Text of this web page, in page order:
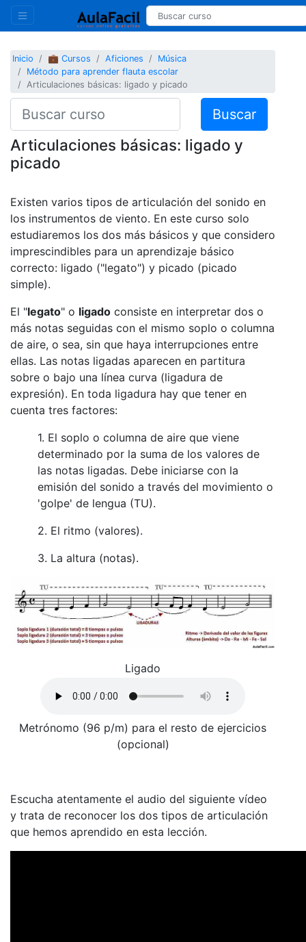
Inicio 💼 Cursos Aficiones
Música
Método para aprender flauta escolar
Articulaciones básicas: ligado y picado
Buscar
Articulaciones básicas: ligado y
picado
Existen varios tipos de articulación del sonido en
los instrumentos de viento. En este curso solo
estudiaremos los dos más básicos y que considero
imprescindibles para un aprendizaje básico
correcto: ligado ("legato") y picado (picado
simple).
El "legato" o ligado consiste en interpretar dos o
más notas seguidas con el mismo soplo o columna
de aire, o sea, sin que haya interrupciones entre
ellas. Las notas ligadas aparecen en partitura
sobre o bajo una línea curva (ligadura de
expresión). En toda ligadura hay que tener en
cuenta tres factores:
1. El soplo o columna de aire que viene
determinado por la suma de los valores de
las notas ligadas. Debe iniciarse con la
emisión del sonido a través del movimiento o
'golpe' de lengua (TU).
2. El ritmo (valores).
3. La altura (notas).
Ligado
Metrónomo (96 p/m) para el resto de ejercicios
(opcional)
Escucha atentamente el audio del siguiente vídeo
y trata de reconocer los dos tipos de articulación
que hemos aprendido en esta lección.